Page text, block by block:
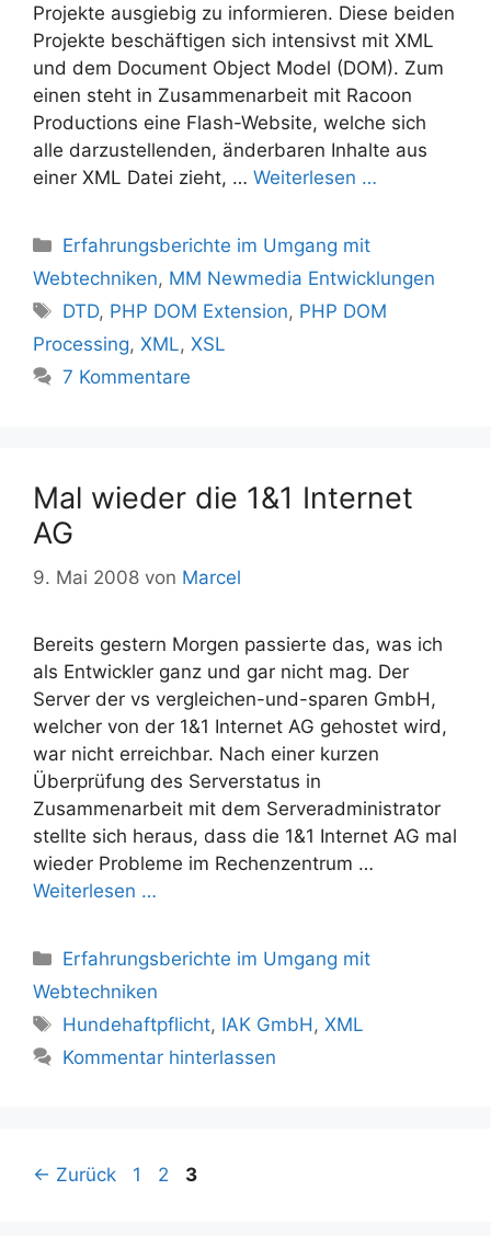
Projekte ausgiebig zu informieren. Diese beiden
Projekte beschäftigen sich intensivst mit XML
und dem Document Object Model (DOM). Zum
einen steht in Zusammenarbeit mit Racoon
Productions eine Flash-Website, welche sich
alle darzustellenden, änderbaren Inhalte aus
einer XML Datei zieht, … Weiterlesen …
Kategorien
Erfahrungsberichte im Umgang mit
Webtechniken, MM Newmedia Entwicklungen
Schlagwörter
DTD, PHP DOM Extension, PHP DOM
Processing, XML, XSL
7 Kommentare
Mal wieder die 1&1 Internet
AG
9. Mai 2008 von Marcel
Bereits gestern Morgen passierte das, was ich
als Entwickler ganz und gar nicht mag. Der
Server der vs vergleichen-und-sparen GmbH,
welcher von der 1&1 Internet AG gehostet wird,
war nicht erreichbar. Nach einer kurzen
Überprüfung des Serverstatus in
Zusammenarbeit mit dem Serveradministrator
stellte sich heraus, dass die 1&1 Internet AG mal
wieder Probleme im Rechenzentrum …
Weiterlesen …
Kategorien
Erfahrungsberichte im Umgang mit
Webtechniken
Schlagwörter
Hundehaftpflicht, IAK GmbH ,XML
Kommentar hinterlassen
← Zurück Seite
1 Seite
2 Seite
3